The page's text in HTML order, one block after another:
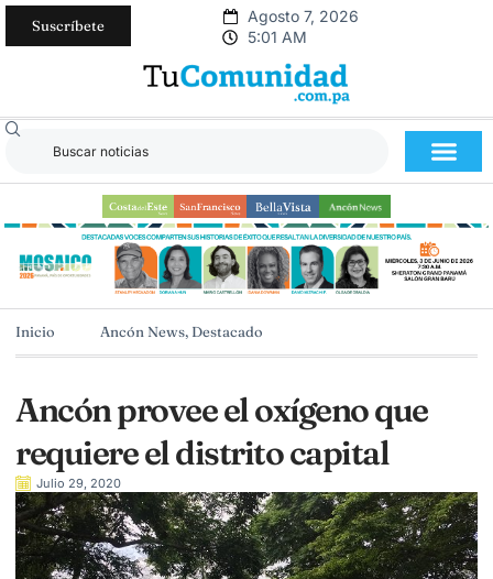
Suscríbete
Agosto 7, 2026
5:01 AM
Inicio Ancón News, Destacado
Ancón provee el oxígeno que
requiere el distrito capital
Julio 29, 2020